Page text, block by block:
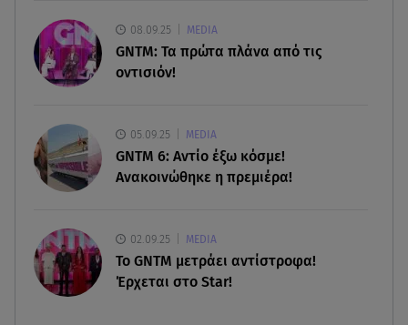
«Στην κόψη του ξυραφιού» οι συνομιλίες ΗΠΑ –
Ιράν
«Oνειρευόμουν έναν άντρα σαν εσένα»
08.09.25 MEDIA
GNTM: Τα πρώτα πλάνα από τις
οντισιόν!
05.09.25 MEDIA
GNTM 6: Αντίο έξω κόσμε!
Ανακοινώθηκε η πρεμιέρα!
02.09.25 MEDIA
Το GNTM μετράει αντίστροφα!
Έρχεται στο Star!